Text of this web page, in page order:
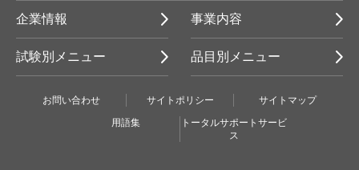
企業情報 事業内容
試験別メニュー 品目別メニュー
お問い合わせ サイトポリシー
サイトマップ
用語集
トータルサポートサービ
ス